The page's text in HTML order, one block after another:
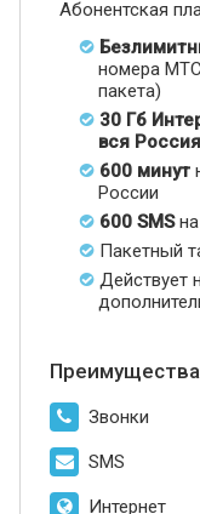
Абонентская
номера
пакета)
30 Гб
вся Россия
600 минут
России
600 SMSна
Пакетный
Действует
Преимущества
Звонки
SMS
Интернет